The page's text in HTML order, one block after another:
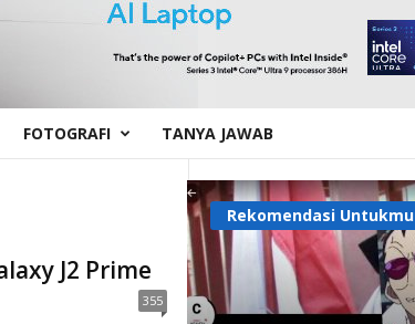
FOTOGRAFI TANYA JAWAB
J2 Prime
355
Rekomendasi Untukmu